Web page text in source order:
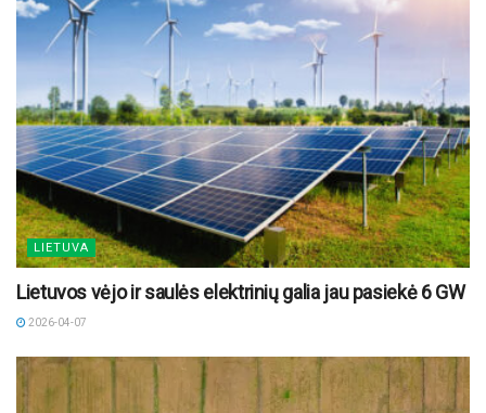
LIETUVA
Lietuvos vėjo ir saulės elektrinių galia jau pasiekė 6 GW
2026-04-07